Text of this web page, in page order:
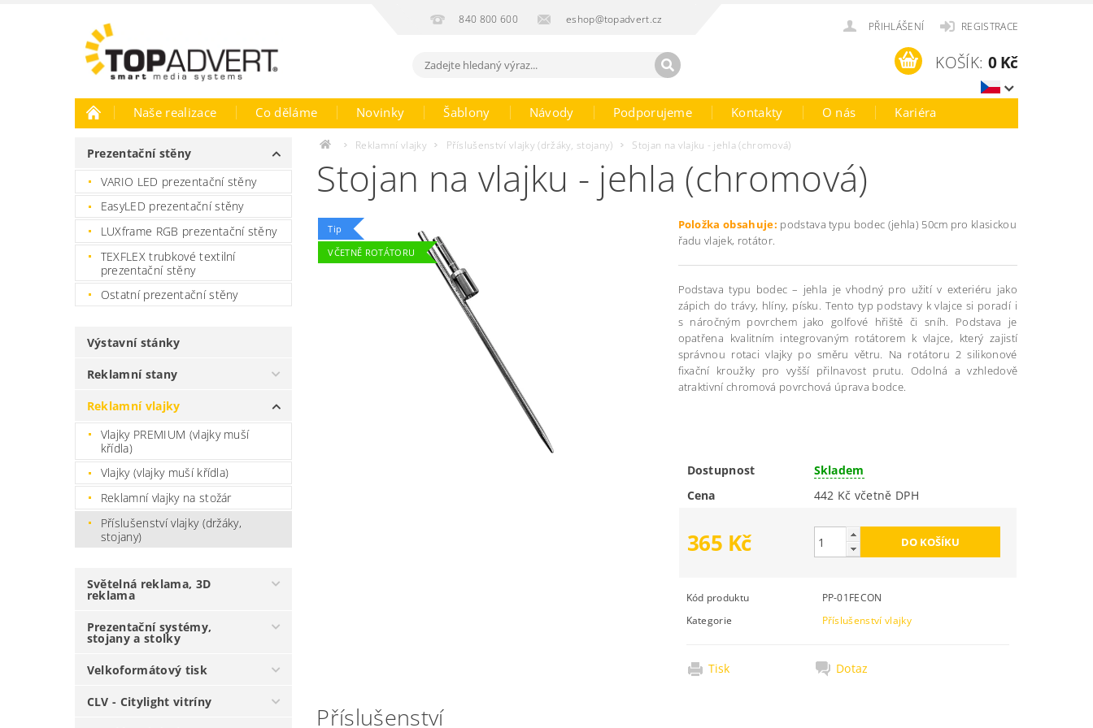
840 800 600 eshop@topadvert.cz
PŘIHLÁŠENÍ REGISTRACE
KOŠÍK: 0 Kč
Naše realizace Co děláme Novinky Šablony Návody Podporujeme Kontakty O nás Kariéra
Prezentační stěny
VARIO LED prezentační stěny
EasyLED prezentační stěny
LUXframe RGB prezentační stěny
TEXFLEX trubkové textilní
prezentační stěny
Ostatní prezentační stěny
Výstavní stánky
Reklamní stany
Reklamní vlajky
Vlajky PREMIUM (vlajky muší
křídla)
Vlajky (vlajky muší křídla)
Reklamní vlajky na stožár
Příslušenství vlajky (držáky,
stojany)
Světelná reklama, 3D
reklama
Prezentační systémy,
stojany a stolky
Velkoformátový tisk
CLV - Citylight vitríny
Reklamní vlajky Příslušenství vlajky (držáky, stojany) Stojan na vlajku - jehla (chromová)
Stojan na vlajku - jehla (chromová)
Tip
VČETNĚ ROTÁTORU
Položka obsahuje: podstava typu bodec (jehla) 50cm pro klasickou
řadu vlajek, rotátor.
Podstava typu bodec – jehla je vhodný pro užití v exteriéru jako
zápich do trávy, hlíny, písku. Tento typ podstavy k vlajce si poradí i
s náročným povrchem jako golfové hřiště či sníh. Podstava je
opatřena kvalitním integrovaným rotátorem k vlajce, který zajistí
správnou rotaci vlajky po směru větru. Na rotátoru 2 silikonové
fixační kroužky pro vyšší přilnavost prutu. Odolná a vzhledově
atraktivní chromová povrchová úprava bodce.
Dostupnost
Skladem
Cena
442 Kč včetně DPH
365 Kč
Kód produktu
PP-01FECON
Kategorie
Příslušenství vlajky
Tisk Dotaz
Příslušenství­